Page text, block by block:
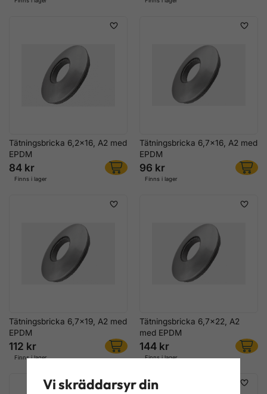
Tätningsbricka 6,2x16, A2 med
EPDM
84 kr
Finns i lager
Tätningsbricka 6,7x16, A2 med
EPDM
96 kr
Finns i lager
Tätningsbricka 6,7x19, A2 med
EPDM
112 kr
Finns i lager
Tätningsbricka 6,7x22, A2
med EPDM
144 kr
Finns i lager
Vi skräddarsyr din